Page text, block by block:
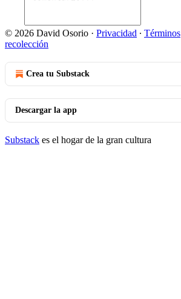
© 2026 David Osorio · Privacidad ∙ Términos
recolección
Crea tu Substack
Descargar la app
Substack es el hogar de la gran cultura